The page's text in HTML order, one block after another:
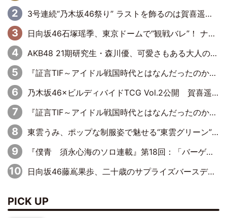
3号連続“乃木坂46祭り” ラストを飾るのは賀喜遥香…5年ぶりの登場に「5年分大人になった私を見ていただけたら」
日向坂46石塚瑶季、東京ドームで“観戦バレ”！ ナイツ・塙も認めた「巨人に詳しすぎるアイドル」は元VENUSスクール生で杉内コーチ推し⁉
AKB48 21期研究生・森川優、可愛さもある大人の女性に
『証言TIF～アイドル戦国時代とはなんだったのか～』第10回：さくら学院・武藤彩未×飯田らうら「正直、中3で辞めるというのを信じてなくて。そう言われてはいたけど、嘘でしょって」
乃木坂46×ビルディバイドTCG Vol.2公開 賀喜遥香＆田村真佑が『京まふ』ステージに登壇
『証言TIF～アイドル戦国時代とはなんだったのか～』第8回：Negicco・Nao☆×Megu×Kaede「東京からオファーが来たのと、梨の皮剥きとどっちが大事なんだって」
東雲うみ、ポップな制服姿で魅せる“東雲グリーン”の正体
『僕青 須永心海のソロ連載』第18回：「バーゲンセールハンターみうな inしまむら」編
日向坂46藤嶌果歩、二十歳のサプライズバースデーに大喜び「頼られる先輩になれるように努力していきたい」
PICK UP